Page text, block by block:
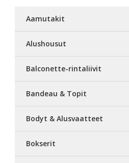
Aamutakit
Alushousut
Balconette-rintaliivit
Bandeau & Topit
Bodyt & Alusvaatteet
Bokserit